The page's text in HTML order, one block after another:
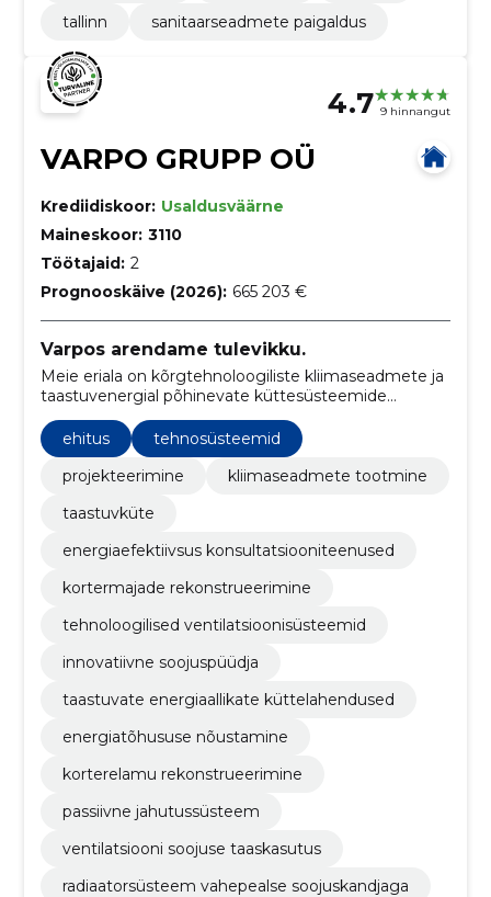
tallinn
sanitaarseadmete paigaldus
4.7 9 hinnangut
VARPO GRUPP OÜ
Krediidiskoor: Usaldusväärne
Maineskoor: 3110
Töötajaid: 2
Prognooskäive (2026): 665 203 €
Varpos arendame tulevikku.
Meie eriala on kõrgtehnoloogiliste kliimaseadmete ja
taastuvenergial põhinevate küttesüsteemide
konsultatsioone ning hoone rekonstrueerimise
teenuseid.
ehitus
tehnosüsteemid
projekteerimine
kliimaseadmete tootmine
taastuvküte
energiaefektiivsus konsultatsiooniteenused
kortermajade rekonstrueerimine
tehnoloogilised ventilatsioonisüsteemid
innovatiivne soojuspüüdja
taastuvate energiaallikate küttelahendused
energiatõhususe nõustamine
korterelamu rekonstrueerimine
passiivne jahutussüsteem
ventilatsiooni soojuse taaskasutus
radiaatorsüsteem vahepealse soojuskandjaga